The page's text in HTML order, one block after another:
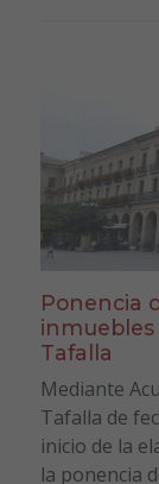
Ponencia
Tafalla
Mediante
Tafalla de
inicio de la
la ponencia